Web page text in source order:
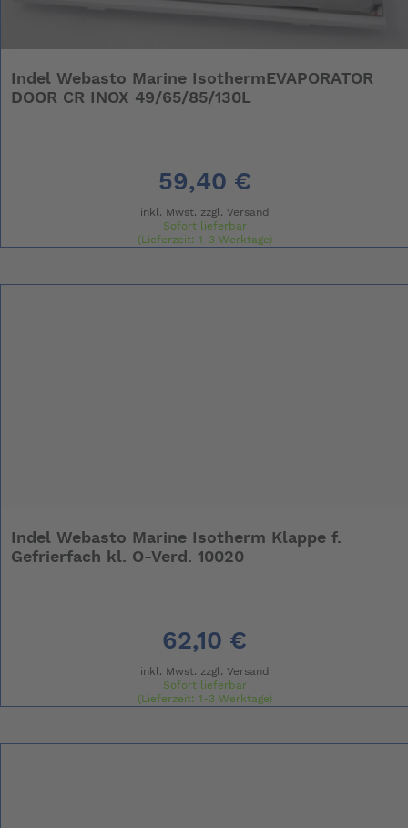
Indel Webasto Marine IsothermEVAPORATOR
DOOR CR INOX 49/65/85/130L
59,40 €
inkl. Mwst. zzgl. Versand
Sofort lieferbar
(Lieferzeit: 1-3 Werktage)
Indel Webasto Marine Isotherm Klappe f.
Gefrierfach kl. O-Verd. 10020
62,10 €
inkl. Mwst. zzgl. Versand
Sofort lieferbar
(Lieferzeit: 1-3 Werktage)